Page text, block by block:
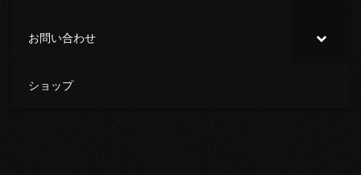
お問い合わせ
ショップ